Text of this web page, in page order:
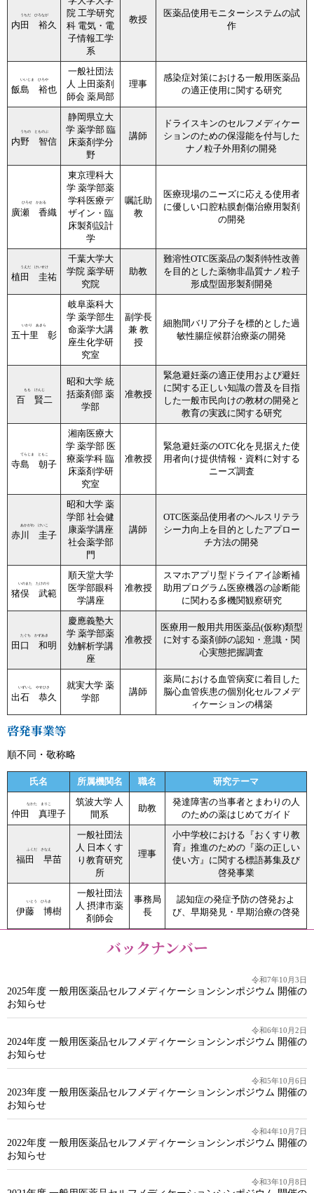
うちだ ひろなが
内田 裕久
院 工学研究
科 電気・電
子情報工学
系
教授
医薬品使用モニターシステムの試
作
いいじま ひろや
飯島 裕也
一般社団法
人 上田薬剤
師会 薬局部
理事
感染症対策における一般用医薬品
の適正使用に関する研究
うちの とものぶ
内野 智信
静岡県立大
学 薬学部 臨
床薬剤学分
野
講師
ドライスキンのセルフメディケー
ションのための保湿能を付与した
ナノ粒子外用剤の開発
ひろせ かおる
廣瀬 香織
東京理科大
学 薬学部薬
学科医療デ
ザイン・臨
床製剤設計
学
嘱託助
教
医療現場のニーズに応える使用者
に優しい口腔粘膜創傷治療用製剤
の開発
うえだ けいすけ
植田 圭祐
千葉大学大
学院 薬学研
究院
助教
難溶性OTC医薬品の製剤特性改善
を目的とした薬物非晶質ナノ粒子
形成型固形製剤開発
いかり あきら
五十里 彰
岐阜薬科大
学 薬学部生
命薬学大講
座生化学研
究室
副学長
兼 教
授
細胞間バリア分子を標的とした過
敏性腸症候群治療薬の開発
もも けんじ
百 賢二
昭和大学 統
括薬剤部 薬
学部
准教授
緊急避妊薬の適正使用および避妊
に関する正しい知識の普及を目指
した一般市民向けの教材の開発と
教育の実践に関する研究
てらじま ともこ
寺島 朝子
湘南医療大
学 薬学部 医
療薬学科 臨
床薬剤学研
究室
准教授
緊急避妊薬のOTC化を見据えた使
用者向け提供情報・資料に対する
ニーズ調査
あかがわ けいこ
赤川 圭子
昭和大学 薬
学部 社会健
康薬学講座
社会薬学部
門
講師
OTC医薬品使用者のヘルスリテラ
シー力向上を目的としたアプロー
チ方法の開発
いのまた たけのり
猪俣 武範
順天堂大学
医学部眼科
学講座
准教授
スマホアプリ型ドライアイ診断補
助用プログラム医療機器の診断能
に関わる多機関観察研究
たぐち かずあき
田口 和明
慶應義塾大
学 薬学部薬
効解析学講
座
准教授
医療用一般用共用医薬品(仮称)類型
に対する薬剤師の認知・意識・関
心実態把握調査
いずいし やすひさ
出石 恭久
就実大学 薬
学部
講師
薬局における血管病変に着目した
脳心血管疾患の個別化セルフメデ
ィケーションの構築
啓発事業等
順不同・敬称略
氏名 所属機関名 職名 研究テーマ
なかた まりこ
仲田 真理子
筑波大学 人
間系
助教
発達障害の当事者とまわりの人
のための薬はじめてガイド
ふくだ さなえ
福田 早苗
一般社団法
人 日本くす
り教育研究
所
理事
小中学校における『おくすり教
育』推進のための『薬の正しい
使い方』に関する標語募集及び
啓発事業
いとう ひろき
伊藤 博樹
一般社団法
人 摂津市薬
剤師会
事務局
長
認知症の発症予防の啓発およ
び、早期発見・早期治療の啓発
バックナンバー
令和7年10月3日
2025年度 一般用医薬品セルフメディケーションシンポジウム 開催の
お知らせ
令和6年10月2日
2024年度 一般用医薬品セルフメディケーションシンポジウム 開催の
お知らせ
令和5年10月6日
2023年度 一般用医薬品セルフメディケーションシンポジウム 開催の
お知らせ
令和4年10月7日
2022年度 一般用医薬品セルフメディケーションシンポジウム 開催の
お知らせ
令和3年10月8日